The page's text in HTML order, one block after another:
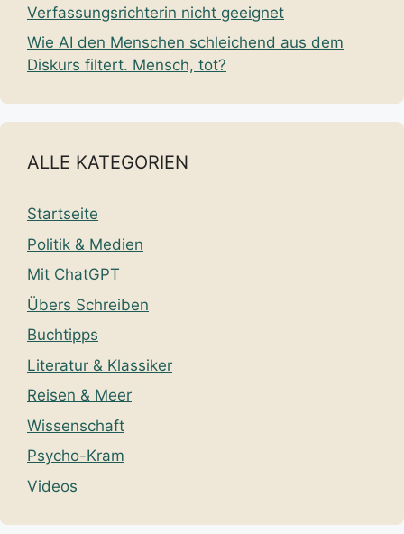
Verfassungsrichterin nicht geeignet
Wie AI den Menschen schleichend aus dem
Diskurs filtert. Mensch, tot?
ALLE KATEGORIEN
Startseite
Politik & Medien
Mit ChatGPT
Übers Schreiben
Buchtipps
Literatur & Klassiker
Reisen & Meer
Wissenschaft
Psycho-Kram
Videos